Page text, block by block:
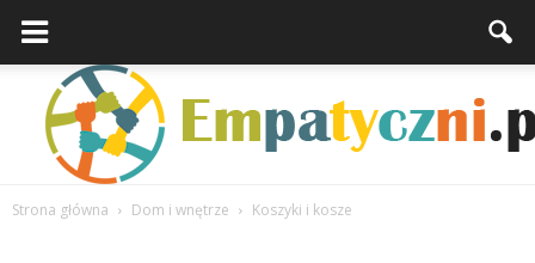
Strona główna Dom i wnętrze Koszyki i kosze